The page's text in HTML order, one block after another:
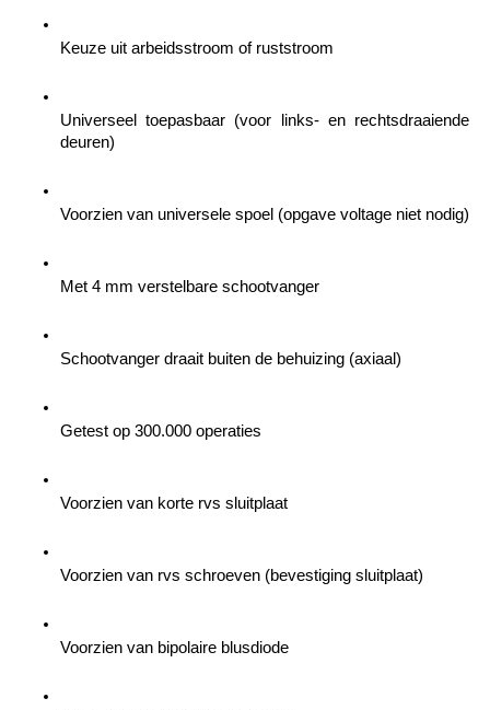
Keuze uit arbeidsstroom of ruststroom
Universeel toepasbaar (voor links- en rechtsdraaiende
deuren)
Voorzien van universele spoel (opgave voltage niet nodig)
Met 4 mm verstelbare schootvanger
Schootvanger draait buiten de behuizing (axiaal)
Getest op 300.000 operaties
Voorzien van korte rvs sluitplaat
Voorzien van rvs schroeven (bevestiging sluitplaat)
Voorzien van bipolaire blusdiode